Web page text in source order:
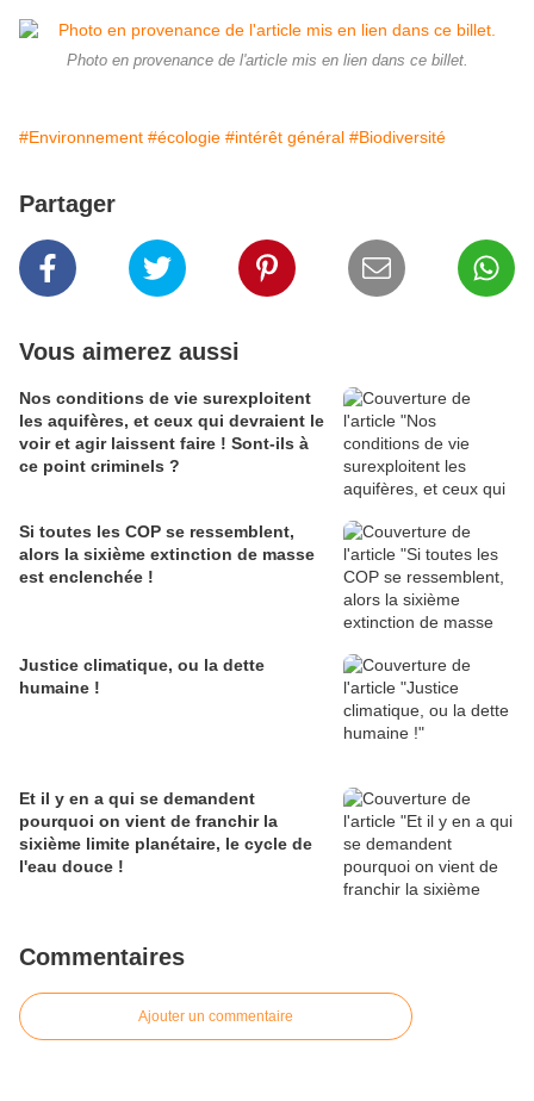
Photo en provenance de l'article mis en lien dans ce billet.
#Environnement #écologie #intérêt général #Biodiversité
Partager
Vous aimerez aussi
Nos conditions de vie surexploitent
les aquifères, et ceux qui devraient le
voir et agir laissent faire ! Sont-ils à
ce point criminels ?
Si toutes les COP se ressemblent,
alors la sixième extinction de masse
est enclenchée !
Justice climatique, ou la dette
humaine !
Et il y en a qui se demandent
pourquoi on vient de franchir la
sixième limite planétaire, le cycle de
l'eau douce !
Commentaires
Ajouter un commentaire